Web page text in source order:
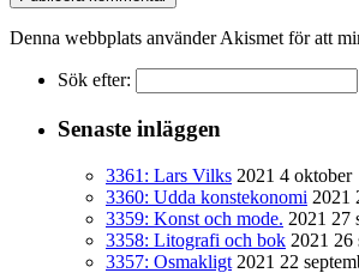
Denna webbplats använder Akismet för att
Sök efter:
Senaste inläggen
3361: Lars Vilks 2021 4 oktober
3360: Udda konstekonomi 2021
3359: Konst och mode. 2021 27
3358: Litografi och bok 2021 26
3357: Osmakligt 2021 22